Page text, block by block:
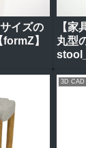
イズの
】
【家
丸型
3D CAD